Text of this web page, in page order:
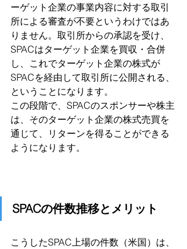
ーゲット企業の事業内容に対する取引
所による審査が不要というわけではあ
りません。取引所からの承認を受け、
SPACはターゲット企業を買収・合併
し、これでターゲット企業の株式が
SPACを経由して取引所に公開される、
ということになります。
この段階で、SPACのスポンサーや株主
は、そのターゲット企業の株式売買を
通じて、リターンを得ることができる
ようになります。
SPACの件数推移とメリット
こうしたSPAC上場の件数（米国）は、